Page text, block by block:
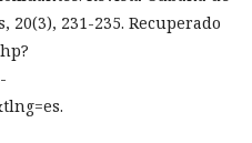
231-235. Recuperado